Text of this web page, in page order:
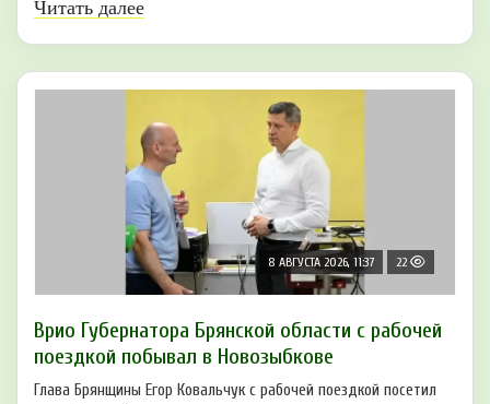
Читать далее
8 АВГУСТА 2026, 11:37 22
Врио Губернатора Брянской области с рабочей
поездкой побывал в Новозыбкове
Глава Брянщины Егор Ковальчук с рабочей поездкой посетил